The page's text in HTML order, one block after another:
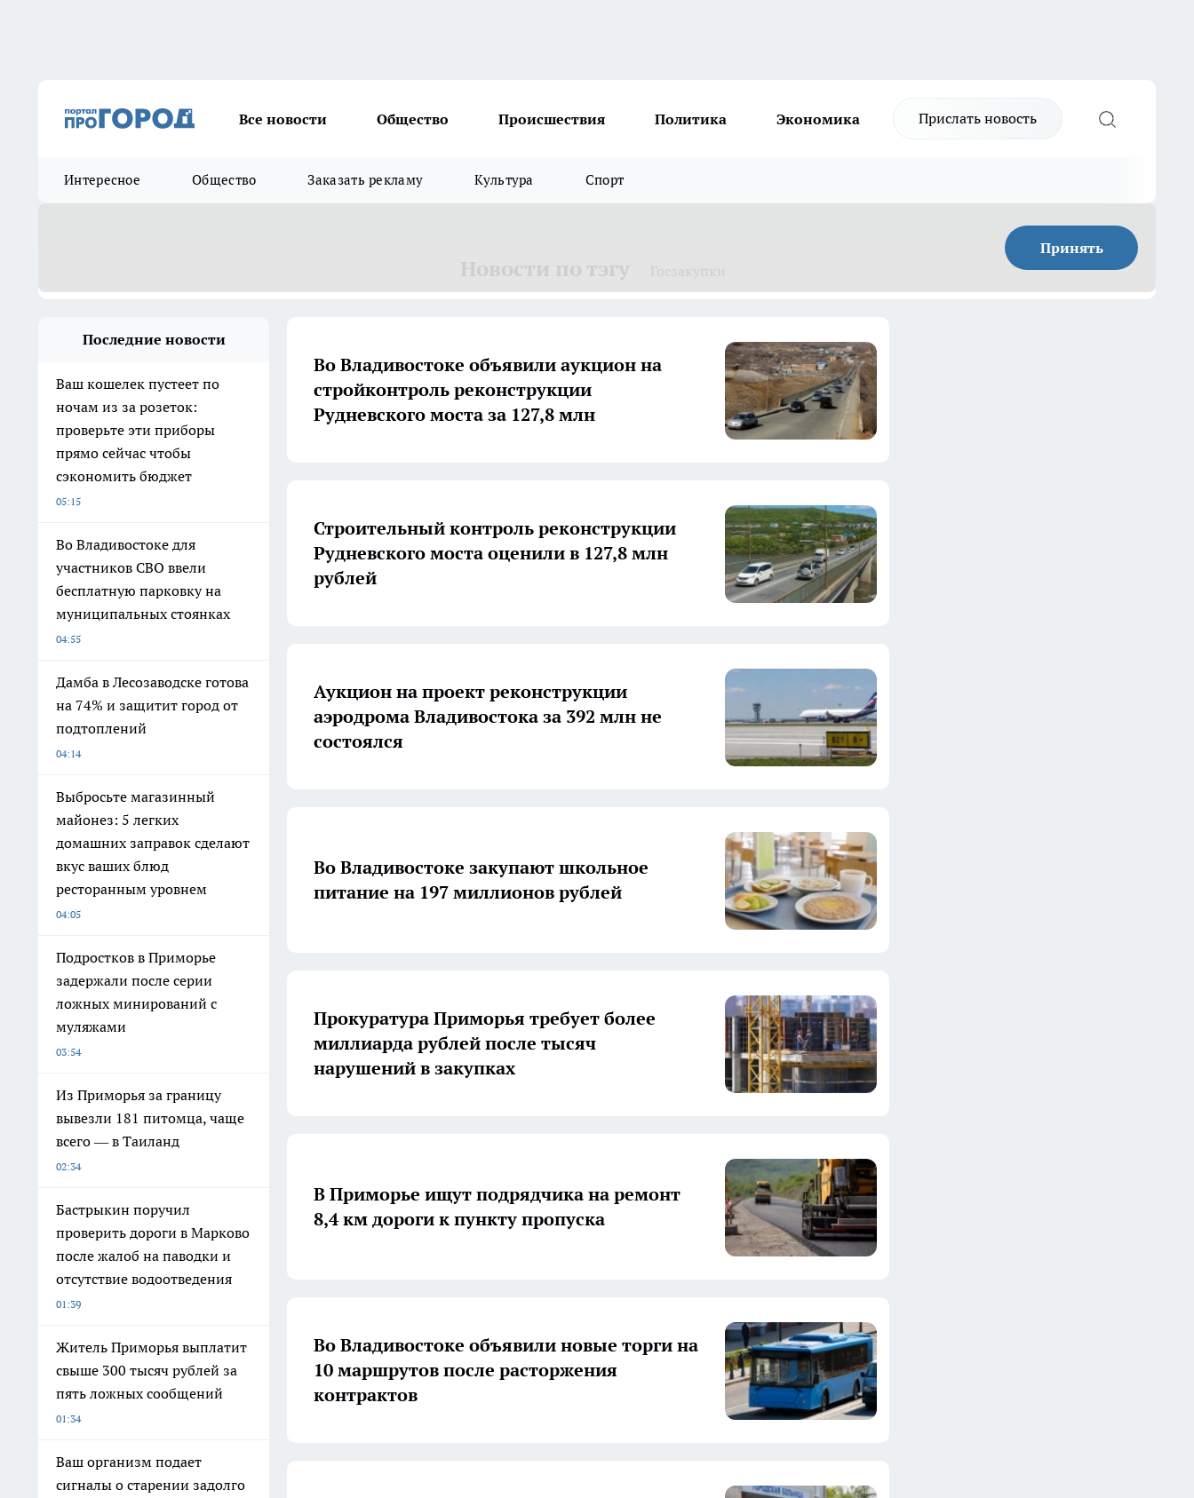
Все новости Общество Происшествия Политика Экономика Прислать новость
Интересное Общество Заказать рекламу Культура Спорт
Принять
Последние новости
Ваш кошелек пустеет по
ночам из за розеток:
проверьте эти приборы
прямо сейчас чтобы
сэкономить бюджет
05:15
Во Владивостоке для
участников СВО ввели
бесплатную парковку на
муниципальных стоянках
04:55
Дамба в Лесозаводске готова
на 74% и защитит город от
подтоплений
04:14
Выбросьте магазинный
майонез: 5 легких
домашних заправок сделают
вкус ваших блюд
ресторанным уровнем
04:05
Подростков в Приморье
задержали после серии
ложных минирований с
муляжами
03:54
Из Приморья за границу
вывезли 181 питомца, чаще
всего — в Таиланд
02:34
Бастрыкин поручил
проверить дороги в Марково
после жалоб на паводки и
отсутствие водоотведения
01:39
Житель Приморья выплатит
свыше 300 тысяч рублей за
пять ложных сообщений
01:34
Ваш организм подает
сигналы о старении задолго
Во Владивостоке объявили аукцион на
стройконтроль реконструкции
Рудневского моста за 127,8 млн
Строительный контроль реконструкции
Рудневского моста оценили в 127,8 млн
рублей
Аукцион на проект реконструкции
аэродрома Владивостока за 392 млн не
состоялся
Во Владивостоке закупают школьное
питание на 197 миллионов рублей
Прокуратура Приморья требует более
миллиарда рублей после тысяч
нарушений в закупках
В Приморье ищут подрядчика на ремонт
8,4 км дороги к пункту пропуска
Во Владивостоке объявили новые торги на
10 маршрутов после расторжения
контрактов